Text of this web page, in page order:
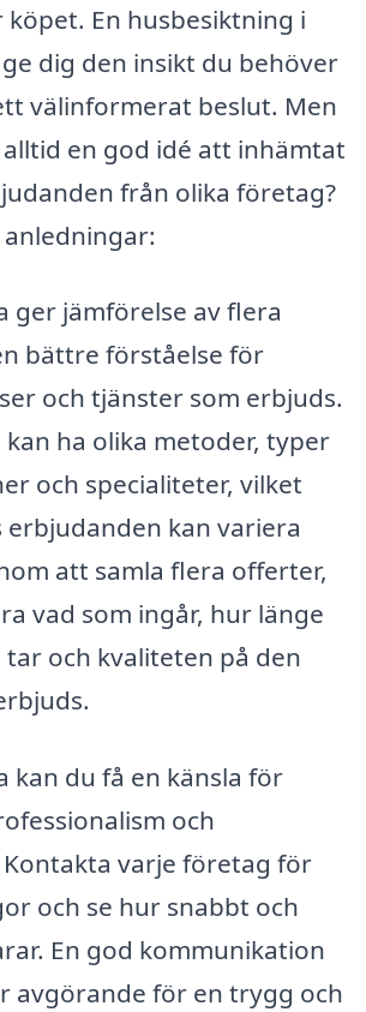
En husbesiktning i
dig den insikt du behöver
välinformerat beslut. Men
en god idé att inhämtat
från olika företag?
ger jämförelse av flera
bättre förståelse för
och tjänster som erbjuds.
ha olika metoder, typer
och specialiteter, vilket
kan variera
att samla flera offerter,
vad som ingår, hur länge
och kvaliteten på den
kan du få en känsla för
och
varje företag för
och se hur snabbt och
En god kommunikation
avgörande för en trygg och